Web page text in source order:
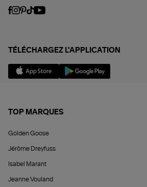
TÉLÉCHARGEZ L'APPLICATION
TOP MARQUES
Golden Goose
Jérôme Dreyfuss
Isabel Marant
Jeanne Vouland